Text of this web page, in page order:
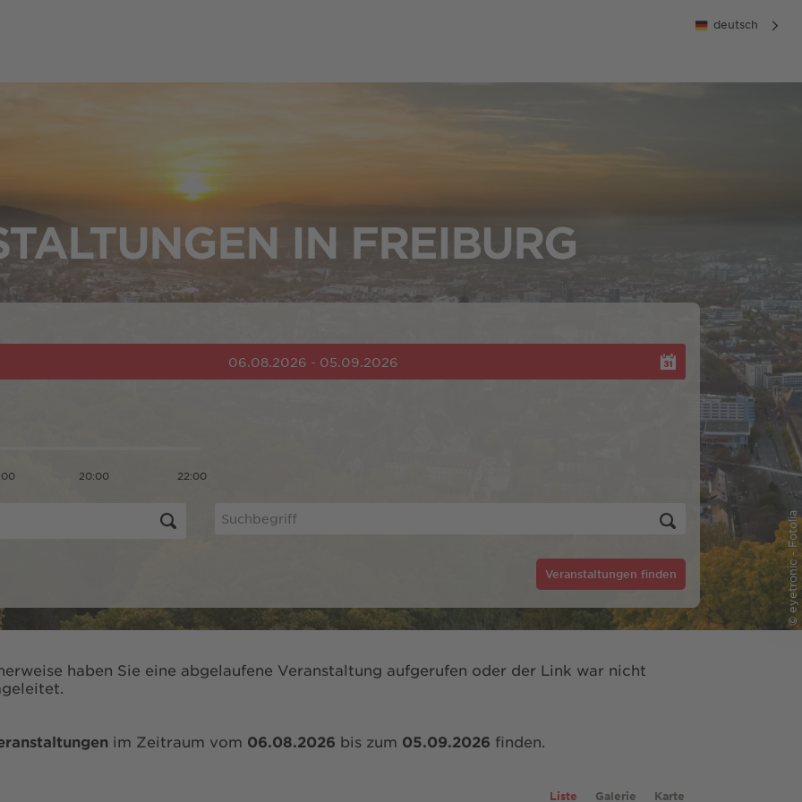
deutsch
© eyetronic - Fotolia
IN FREIBURG
06.08.2026 - 05.09.2026
20:00 22:00
Veranstaltungen finden
haben Sie eine abgelaufene Veranstaltung aufgerufen oder der Link war nicht
im Zeitraum vom 06.08.2026 bis zum 05.09.2026 finden.
Liste Galerie Karte